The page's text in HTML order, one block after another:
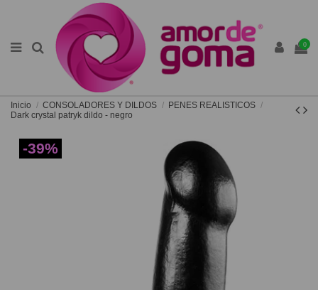
0
Inicio CONSOLADORES Y DILDOS
PENES REALISTICOS
Dark crystal patryk dildo - negro
-39%